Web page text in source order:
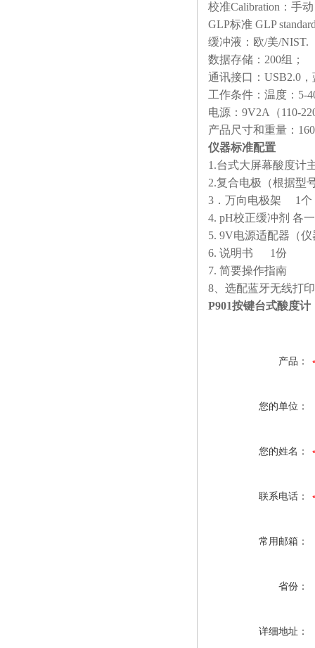
校准Calibration：手
GLP标准 GLP
缓冲液：欧/美/NIST.
数据存储：200组；
通讯接口：USB2.0
工作条件：温度：5-
电源：9V2A（110-
产品尺寸和重量：
仪器标准配置
1.台式大屏幕酸度
2.复合电极（根据型
3．万向电极架 1个
4. pH校正缓冲剂 各
5. 9V电源适配器（
6. 说明书 1份
7. 简要操作指南
8、选配蓝牙无线打
P901按键台式酸度计
产品：
您的单位：
您的姓名：
联系电话：
常用邮箱：
省份：
详细地址：